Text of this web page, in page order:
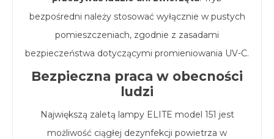
bezpośredni należy stosować wyłącznie w pustych
pomieszczeniach, zgodnie z zasadami
bezpieczeństwa dotyczącymi promieniowania UV-C.
Bezpieczna praca w obecności
ludzi
Największą zaletą lampy ELITE model 151 jest
możliwość ciągłej dezynfekcji powietrza w